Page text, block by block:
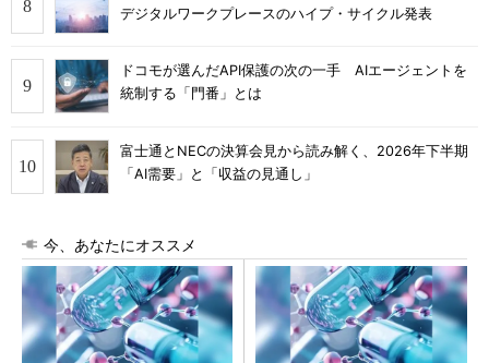
デジタルワークプレースのハイプ・サイクル発表
ドコモが選んだAPI保護の次の一手 AIエージェントを
統制する「門番」とは
富士通とNECの決算会見から読み解く、2026年下半期
「AI需要」と「収益の見通し」
今、あなたにオススメ